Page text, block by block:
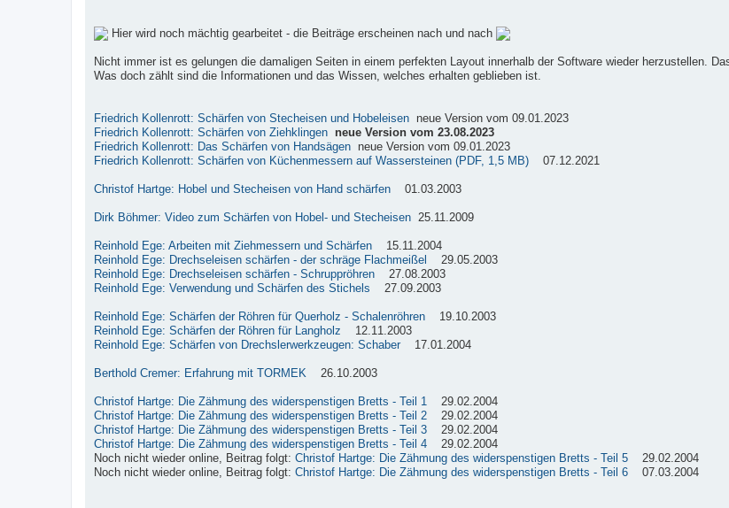
Hier wird noch mächtig gearbeitet - die Beiträge erscheinen nach und nach
Nicht immer ist es gelungen die damaligen Seiten in einem perfekten Layout innerhalb der Software wieder herzustellen.
Was doch zählt sind die Informationen und das Wissen, welches erhalten geblieben ist.
Friedrich Kollenrott: Schärfen von Stecheisen und Hobeleisen neue Version vom 09.01.2023
Friedrich Kollenrott: Schärfen von Ziehklingen
neue Version vom 23.08.2023
Friedrich Kollenrott: Das Schärfen von Handsägen neue Version vom 09.01.2023
Friedrich Kollenrott: Schärfen von Küchenmessern auf Wassersteinen (PDF, 1,5 MB) 07.12.2021
Christof Hartge: Hobel und Stecheisen von Hand schärfen 01.03.2003
Dirk Böhmer: Video zum Schärfen von Hobel- und Stecheisen 25.11.2009
Reinhold Ege: Arbeiten mit Ziehmessern und Schärfen 15.11.2004
Reinhold Ege: Drechseleisen schärfen - der schräge Flachmeißel
29.05.2003
Reinhold Ege: Drechseleisen schärfen - Schruppröhren 27.08.2003
Reinhold Ege: Verwendung und Schärfen des Stichels 27.09.2003
Reinhold Ege: Schärfen der Röhren für Querholz - Schalenröhren 19.10.2003
Reinhold Ege: Schärfen der Röhren für Langholz 12.11.2003
Reinhold Ege: Schärfen von Drechslerwerkzeugen: Schaber 17.01.2004
Berthold Cremer: Erfahrung mit TORMEK 26.10.2003
Christof Hartge: Die Zähmung des widerspenstigen Bretts - Teil 1 29.02.2004
Christof Hartge: Die Zähmung des widerspenstigen Bretts - Teil 2 29.02.2004
Christof Hartge: Die Zähmung des widerspenstigen Bretts - Teil 3 29.02.2004
Christof Hartge: Die Zähmung des widerspenstigen Bretts - Teil 4 29.02.2004
Noch nicht wieder online, Beitrag folgt: Christof Hartge: Die Zähmung des widerspenstigen Bretts - Teil 5 29.02.2004
Noch nicht wieder online, Beitrag folgt: Christof Hartge: Die Zähmung des widerspenstigen Bretts - Teil 6 07.03.2004